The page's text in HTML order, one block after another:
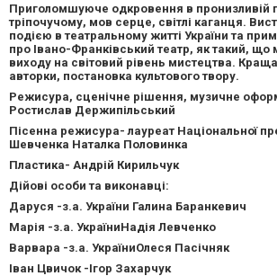
Приголомшуюче одкровення в пронизливій
тріпочучому, мов серце, світлі каганця.
подією в театральному житті України та
про Івано-Франківський театр, як такий, що
виходу на світовий рівень мистецтва.
авторки, постановка культового твору.
Режисура, сценічне рішення, музичне
Ростислав Держипільський
Пісенна режисура- лауреат Національної
Шевченка Наталка Половинка
Пластика- Андрій Кирильчук
Дійові особи та виконавці:
Даруся -з.а. України Галина Баранкевич
Марія -з.а. УкраїниНадія Левченко
Варвара -з.а. УкраїниОлеся Пасічняк
Іван Цвичок -Ігор Захарчук